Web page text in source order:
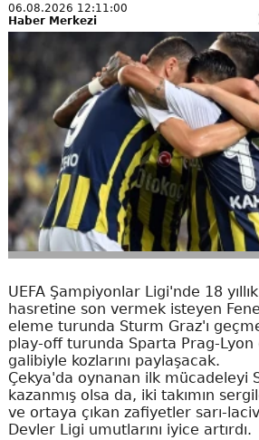
06.08.2026 12:11:00
Haber Merkezi
UEFA Şampiyonlar Ligi'nde 18
hasretine son vermek isteyen
eleme turunda Sturm Graz'ı
play-off turunda Sparta Prag-Lyon
galibiyle kozlarını paylaşacak.
Çekya'da oynanan ilk mücadeleyi
kazanmış olsa da, iki takımın
ve ortaya çıkan zafiyetler sarı-
Devler Ligi umutlarını iyice artırdı.